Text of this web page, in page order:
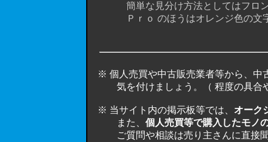
簡単な見分け方法としてはフロン
Ｐｒｏ のほうはオレンジ色の文字
※ 個人売買や中古販売業者等から、中
気を付けましょう。（ 程度の具合や
※ 当サイト内の掲示板等では、 オーク
また、 個人売買等で購入したモノ
ご質問や相談は売り主さんに直接聞